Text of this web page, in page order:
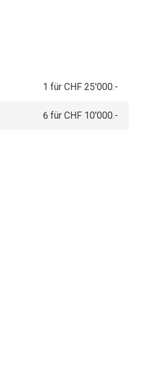
1 für CHF 25'000.-
6 für CHF 10'000.-